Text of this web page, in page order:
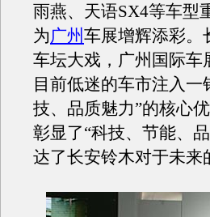
雨燕、天语SX4等车型
为广州车展增辉添彩。
车坛大戏，广州国际
目前低迷的车市注入
技、品质魅力”的核心
彰显了“科技、节能、
达了长安铃木对于未来